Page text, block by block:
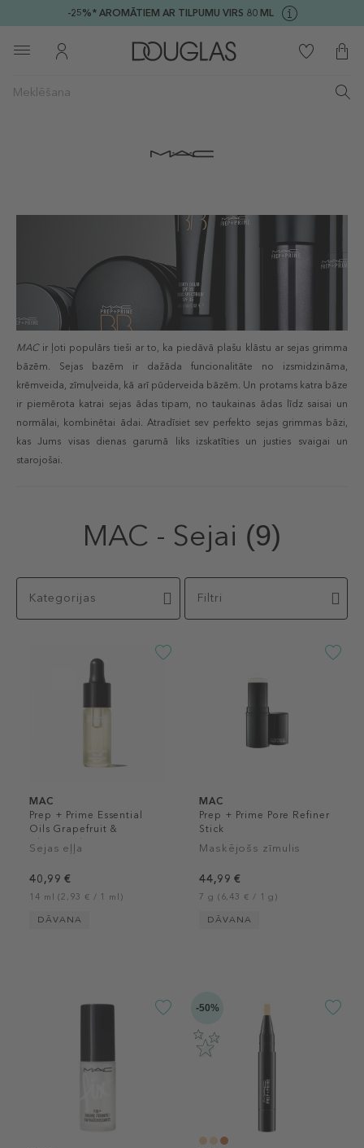
-25%* AROMĀTIEM AR TILPUMU VIRS 80 ML
MACir ļoti populārs tieši ar to, ka piedāvā plašu klāstu ar sejas grimma
bāzēm. Sejas bazēm ir dažāda funcionalitāte no izsmidzināma,
krēmveida, zīmuļveida, kā arī pūderveida bāzēm. Un protams katra bāze
ir piemērota katrai sejas ādas tipam, no taukainas ādas līdz saisai un
normālai, kombinētai ādai. Atradīsiet sev perfekto sejas grimmas bāzi,
kas Jums visas dienas garumā liks izskatīties un justies svaigai un
starojošai.
MAC - Sejai (9)
Kategorijas Filtri
MAC
Prep + Prime Essential
Oils Grapefruit &
Chamomile
Sejas eļļa
40,99 €
14 ml (2,93 € / 1 ml)
DĀVANA
MAC
Prep + Prime Pore Refiner
Stick
Maskējošs zīmulis
44,99 €
7 g (6,43 € / 1 g)
DĀVANA
-50%